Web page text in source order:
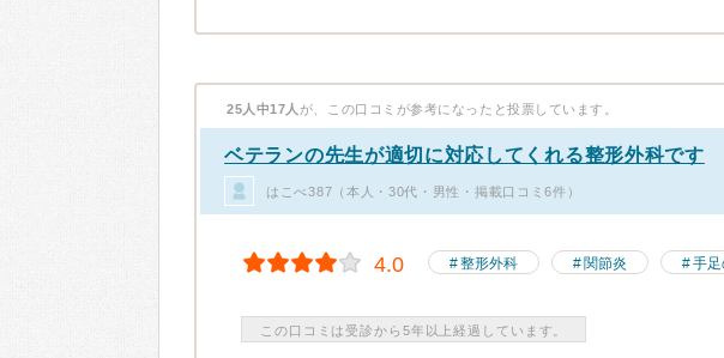
25人中17人 が、この口コミが参考になったと投票しています。
ベテランの先生が適切に対応してくれる整形外科です
はこべ387（本人・30代・男性・掲載口コミ6件）
4.0 整形外科 関節炎 手
この口コミは受診から5年以上経過しています。